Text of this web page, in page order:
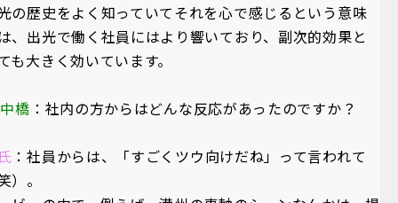
の歴史をよく知っていてそれを心で感じるという意味
、出光で働く社員にはより響いており、副次的効果と
も大きく効いています。
橋 ：社内の方からはどんな反応があったのですか？
：社員からは、「すごくツウ向けだね」って言われて
）。